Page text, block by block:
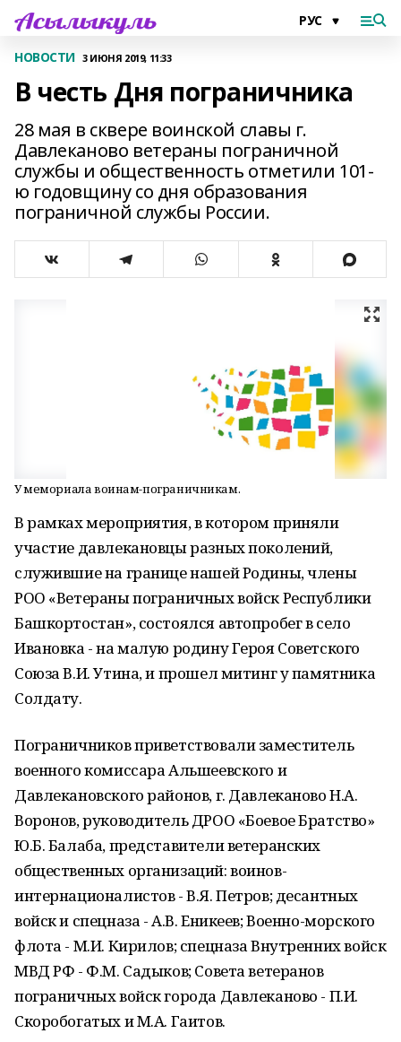
НОВОСТИ 3 ИЮНЯ 2019, 11:33
В честь Дня пограничника
28 мая в сквере воинской славы г.
Давлеканово ветераны пограничной
службы и общественность отметили 101-
ю годовщину со дня образования
пограничной службы России.
У мемориала воинам-пограничникам.
В рамках мероприятия, в котором приняли
участие давлекановцы разных поколений,
служившие на границе нашей Родины, члены
РОО «Ветераны пограничных войск Республики
Башкортостан», состоялся автопробег в село
Ивановка - на малую родину Героя Советского
Союза В.И. Утина, и прошел митинг у памятника
Солдату.
Пограничников приветствовали заместитель
военного комиссара Альшеевского и
Давлекановского районов, г. Давлеканово Н.А.
Воронов, руководитель ДРОО «Боевое Братство»
Ю.Б. Балаба, представители ветеранских
общественных организаций: воинов-
интернационалистов - В.Я. Петров; десантных
войск и спецназа - А.В. Еникеев; Военно-морского
флота - М.И. Кирилов; спецназа Внутренних войск
МВД РФ - Ф.М. Садыков; Совета ветеранов
пограничных войск города Давлеканово - П.И.
Скоробогатых и М.А. Гаитов.